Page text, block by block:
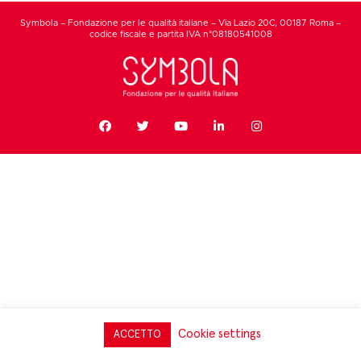
Symbola – Fondazione per le qualità italiane – Via Lazio 20C, 00187 Roma –
codice fiscale e partita IVA n°08180541008
ACCETTO Cookie settings